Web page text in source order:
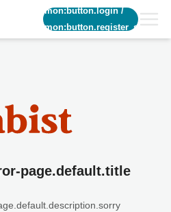
common:button.login/
common:button.register_short
page.default.title